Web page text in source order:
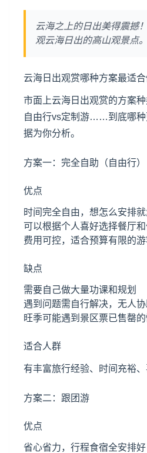
云海之上的日出美得震撼
观云海日出的高山观景点。
云海日出观赏哪种方案最适
市面上云海日出观赏的方案种
自由行vs定制游……到底哪种
据为你分析。
方案一：完全自助（自由行）
优点
时间完全自由，想怎么安排
可以根据个人喜好选择餐厅
费用可控，适合预算有限的
缺点
需要自己做大量功课和规划
遇到问题需自行解决，无人协
旺季可能遇到景区票已售罄
适合人群
有丰富旅行经验、时间充裕、
方案二：跟团游
优点
省心省力，行程食宿全安排好